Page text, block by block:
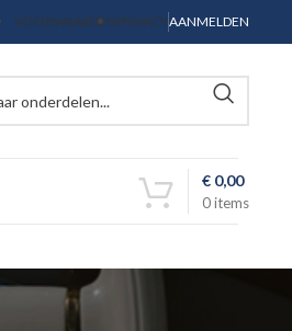
VOORWAARDENPRIVACYAANMELDEN
0items
€ 0,00